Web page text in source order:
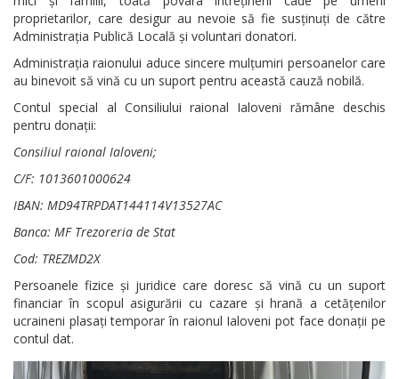
proprietarilor, care desigur au nevoie să fie susținuți de către
Administrația Publică Locală și voluntari donatori.
Administrația raionului aduce sincere mulțumiri persoanelor care
au binevoit să vină cu un suport pentru această cauză nobilă.
Contul special al Consiliului raional Ialoveni rămâne deschis
pentru donații:
Consiliul raional Ialoveni;
C/F: 1013601000624
IBAN: MD94TRPDAT144114V13527AC
Banca: MF Trezoreria de Stat
Cod: TREZMD2X
Persoanele fizice și juridice care doresc să vină cu un suport
financiar în scopul asigurării cu cazare și hrană a cetățenilor
ucraineni plasați temporar în raionul Ialoveni pot face donații pe
contul dat.